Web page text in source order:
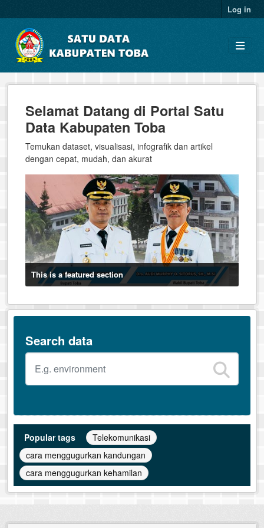
Log in
Selamat Datang di Portal Satu
Data Kabupaten Toba
Temukan dataset, visualisasi, infografik dan artikel
dengan cepat, mudah, dan akurat
This is a featured section
Search data
Popular tags
Telekomunikasi
cara menggugurkan kandungan
cara menggugurkan kehamilan